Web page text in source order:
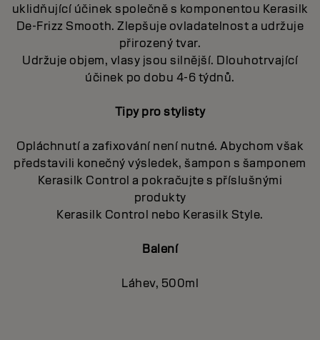
uklidňující účinek společně s komponentou Kerasilk
De-Frizz Smooth. Zlepšuje ovladatelnost a udržuje
přirozený tvar.
Udržuje objem, vlasy jsou silnější. Dlouhotrvající
účinek po dobu 4-6 týdnů.
Tipy pro stylisty
Opláchnutí a zafixování není nutné. Abychom však
představili konečný výsledek, šampon s šamponem
Kerasilk Control a pokračujte s příslušnými
produkty
Kerasilk Control nebo Kerasilk Style.
Balení
Láhev, 500ml